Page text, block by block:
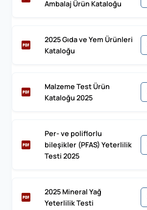
Ambalaj Ürün Kataloğu
2025 Gıda ve Yem Ürünleri
Kataloğu
Malzeme Test Ürün
Kataloğu 2025
Per- ve poliflorlu
bileşikler (PFAS) Yeterlilik
Testi 2025
2025 Mineral Yağ
Yeterlilik Testi